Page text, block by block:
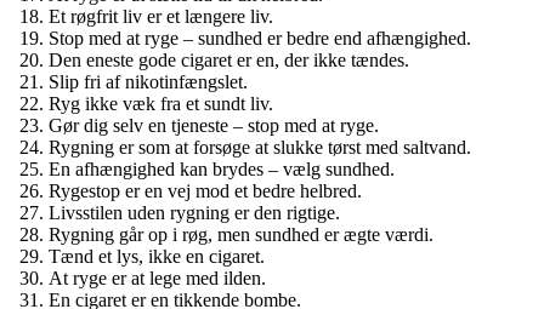
Et røgfrit liv er et længere liv.
Stop med at ryge – sundhed er bedre end afhængighed.
Den eneste gode cigaret er en, der ikke tændes.
Slip fri af nikotinfængslet.
Ryg ikke væk fra et sundt liv.
Gør dig selv en tjeneste – stop med at ryge.
Rygning er som at forsøge at slukke tørst med saltvand.
En afhængighed kan brydes – vælg sundhed.
Rygestop er en vej mod et bedre helbred.
Livsstilen uden rygning er den rigtige.
Rygning går op i røg, men sundhed er ægte værdi.
Tænd et lys, ikke en cigaret.
At ryge er at lege med ilden.
En cigaret er en tikkende bombe.